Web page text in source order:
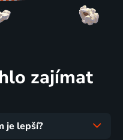
zajímat
je lepší?